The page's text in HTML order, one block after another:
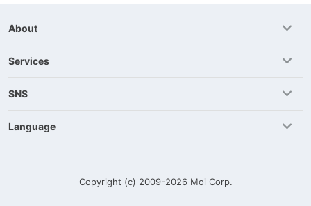
About
Services
SNS
Language
Copyright (c) 2009-2026 Moi Corp.